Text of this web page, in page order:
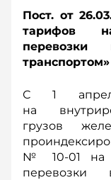
Пост. от
тарифов на
перевозки
С 1
на
грузов
№ 10-01 на
перевозки